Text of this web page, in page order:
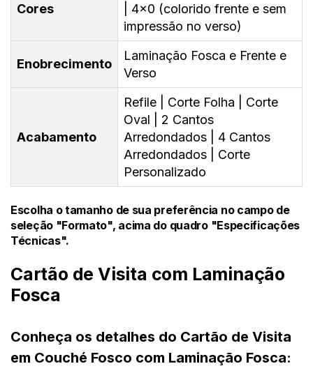
Cores
| 4x0 (colorido frente e sem
impressão no verso)
Enobrecimento
Laminação Fosca e Frente e
Verso
Acabamento
Refile | Corte Folha | Corte
Oval | 2 Cantos
Arredondados | 4 Cantos
Arredondados | Corte
Personalizado
Escolha o tamanho de sua preferência no campo de
seleção "Formato", acima do quadro "Especificações
Técnicas".
Cartão de Visita com Laminação
Fosca
Conheça os detalhes do Cartão de Visita
em Couché Fosco com Laminação Fosca: